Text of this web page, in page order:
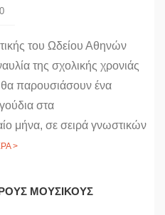
του Ωδείου Αθηνών
της σχολικής χρονιάς
παρουσιάσουν ένα
στα
μήνα, σε σειρά γνωστικών
>
ΜΟΥΣΙΚΟΥΣ